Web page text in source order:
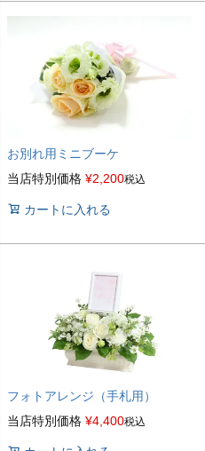
お別れ用ミニブーケ
当店特別価格 ¥2,200税込
カートに入れる
フォトアレンジ（手札用）
当店特別価格 ¥4,400税込